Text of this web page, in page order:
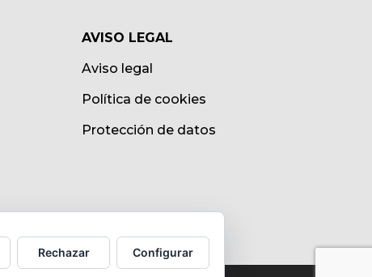
AVISO LEGAL
Aviso legal
Política de cookies
Protección de datos
Rechazar Configurar